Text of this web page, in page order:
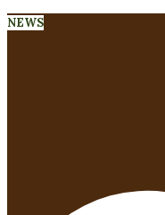
NEWS